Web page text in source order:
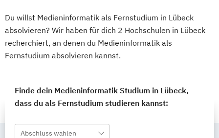
Du willst Medieninformatik als Fernstudium in Lübeck
absolvieren? Wir haben für dich 2 Hochschulen in Lübeck
recherchiert, an denen du Medieninformatik als
Fernstudium absolvieren kannst.
Finde dein Medieninformatik Studium in Lübeck,
dass du als Fernstudium studieren kannst:
Abschluss wählen